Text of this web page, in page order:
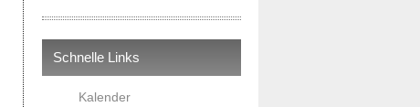
Schnelle Links
Kalender